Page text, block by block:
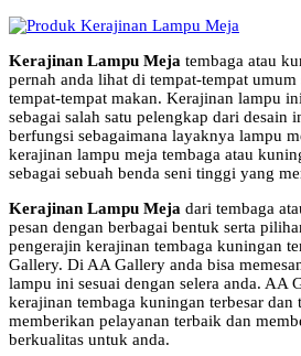
Kerajinan Lampu Meja tembaga atau
pernah anda lihat di tempat-tempat
tempat-tempat makan. Kerajinan lampu
sebagai salah satu pelengkap dari desain
berfungsi sebagaimana layaknya lampu
kerajinan lampu meja tembaga atau
sebagai sebuah benda seni tinggi yang
Kerajinan Lampu Meja dari tembaga
pesan dengan berbagai bentuk serta
pengerajin kerajinan tembaga kuningan
Gallery. Di AA Gallery anda bisa
lampu ini sesuai dengan selera anda. AA
kerajinan tembaga kuningan terbesar dan
memberikan pelayanan terbaik dan
berkualitas untuk anda.